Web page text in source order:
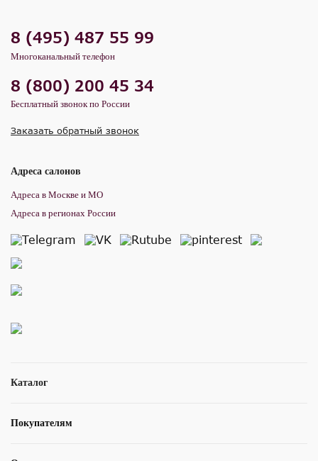
Каталог
Покупателям
8 (495) 487 55 99
Многоканальный телефон
8 (800) 200 45 34
Бесплатный звонок по России
Заказать обратный звонок
Адреса салонов
Адреса в Москве и МО
Адреса в регионах России